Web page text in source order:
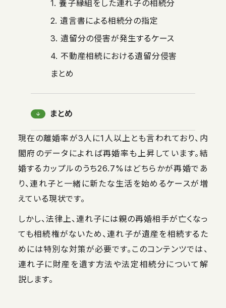
1. 養子縁組をした連れ子の相続分
2. 遺言書による相続分の指定
3. 遺留分の侵害が発生するケース
4. 不動産相続における遺留分侵害
まとめ
まとめ
現在の離婚率が3人に1人以上とも言われており、内
閣府のデータによれば再婚率も上昇しています。結
婚するカップルのうち26.7%はどちらかが再婚であ
り、連れ子と一緒に新たな生活を始めるケースが増
えている現状です。
しかし、法律上、連れ子には親の再婚相手が亡くなっ
ても相続権がないため、連れ子が遺産を相続するた
めには特別な対策が必要です。このコンテンツでは、
連れ子に財産を遺す方法や法定相続分について解
説します。